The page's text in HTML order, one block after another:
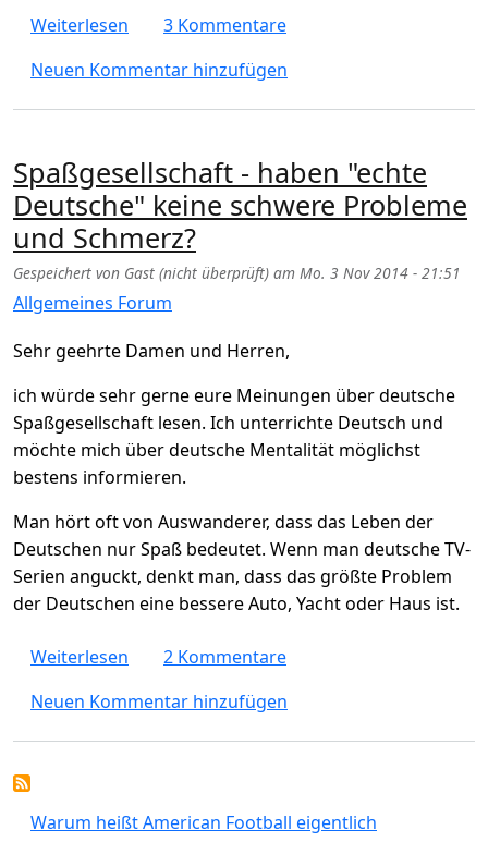
Weiterlesen über Spaßgesellschaft oder
3 Kommentare
Neuen Kommentar hinzufügen
Spaßgesellschaft - haben "echte
Deutsche" keine schwere Probleme
und Schmerz?
Gespeichert von Gast (nicht überprüft) am Mo. 3 Nov 2014 - 21:51
Allgemeines Forum
Sehr geehrte Damen und Herren,
ich würde sehr gerne eure Meinungen über deutsche
Spaßgesellschaft lesen. Ich unterrichte Deutsch und
möchte mich über deutsche Mentalität möglichst
bestens informieren.
Man hört oft von Auswanderer, dass das Leben der
Deutschen nur Spaß bedeutet. Wenn man deutsche TV-
Serien anguckt, denkt man, dass das größte Problem
der Deutschen eine bessere Auto, Yacht oder Haus ist.
Weiterlesen über Spaßgesellschaft - haben "echte
2 Kommentare
Neuen Kommentar hinzufügen
Warum heißt American Football eigentlich